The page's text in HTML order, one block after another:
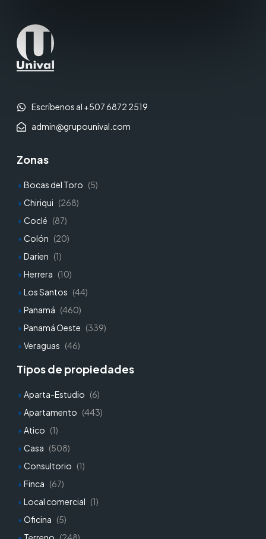
Escríbenos al +507 6872 2519
admin@grupounival.com
Zonas
Bocas del Toro (5)
Chiriqui (268)
Coclé (87)
Colón (20)
Darien (1)
Herrera (10)
Los Santos (44)
Panamá (460)
Panamá Oeste (339)
Veraguas (46)
Tipos de propiedades
Aparta-Estudio (6)
Apartamento (443)
Atico (1)
Casa (508)
Consultorio (1)
Finca (67)
Local comercial (1)
Oficina (5)